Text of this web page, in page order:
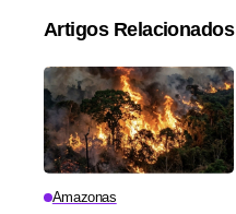
Artigos Relacionados
Amazonas